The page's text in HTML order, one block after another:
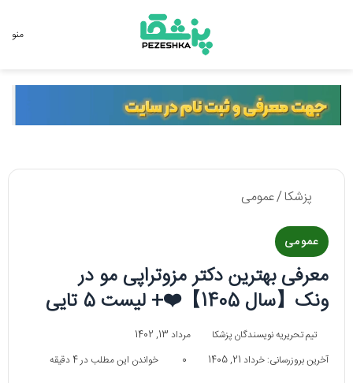
منو
پزشکا/عمومی
عمومی
معرفی بهترین دکتر مزوتراپی مو در
ونک【سال 1405】❤️+ لیست 5 تایی
تیم تحریریه نویسندگان پزشکا
مرداد 13, 1402
آخرین بروزرسانی: خرداد 21, 1405
0 خواندن این مطلب در 4 دقیقه